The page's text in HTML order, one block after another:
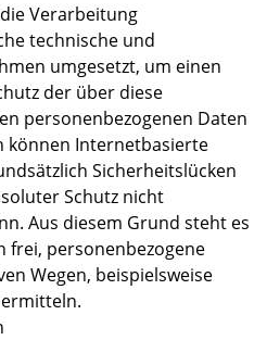
Verarbeitung
technische und
umgesetzt, um einen
der über diese
personenbezogenen Daten
können Internetbasierte
Sicherheitslücken
Schutz nicht
Aus diesem Grund steht es
frei, personenbezogene
Wegen, beispielsweise